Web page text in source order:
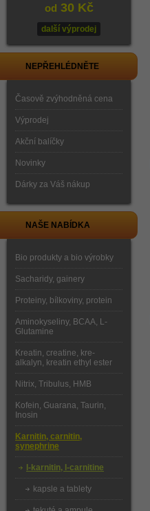
od 30 Kč
další výprodej
NEPŘEHLÉDNĚTE
Časově zvýhodněná cena
Výprodej
Akční balíčky
Novinky
Dárky za Váš nákup
NAŠE NABÍDKA
Bio produkty a bio výrobky
Sacharidy, gainery
Proteiny, bílkoviny, protein
Aminokyseliny, BCAA, L-
Glutamine
Kreatin, creatine, kre-
alkalyn, kreatin ethyl ester
Nitrix, Tribulus, HMB
Kofein, Guarana, Taurin,
Inosin
Karnitin, carnitin,
synephrine
l-karnitin, l-carnitine
kapsle a tablety